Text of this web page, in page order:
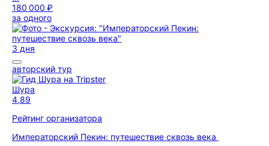
180 000 ₽
за одного
3 дня
авторский тур
Шура
4,89
Рейтинг организатора
Императорский Пекин: путешествие сквозь века